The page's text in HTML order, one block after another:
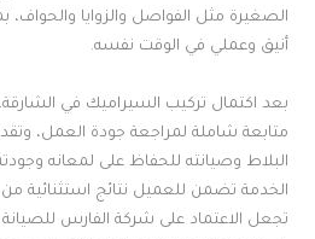
الصغيرة مثل الفواصل والزوايا
أنيق وعملي في الوقت نفسه.
بعد اكتمال تركيب السيراميك في
متابعة شاملة لمراجعة جودة العمل،
البلاط وصيانته للحفاظ على لمعانه
الخدمة تضمن للعميل نتائج استثنائية
تجعل الاعتماد على شركة الفارس للصيانة